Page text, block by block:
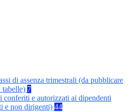
di assenza trimestrali (da pubblicare
tabelle) 7
conferiti e autorizzati ai dipendenti
e non dirigenti) 44